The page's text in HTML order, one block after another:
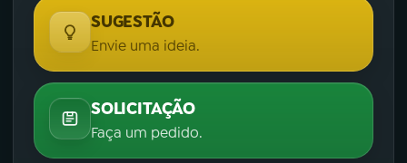
SUGESTÃO
Envie uma ideia.
SOLICITAÇÃO
Faça um pedido.